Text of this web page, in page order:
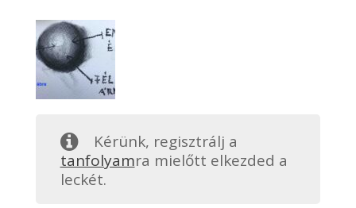
Kérünk, regisztrálj a
tanfolyamra mielőtt elkezded a
leckét.